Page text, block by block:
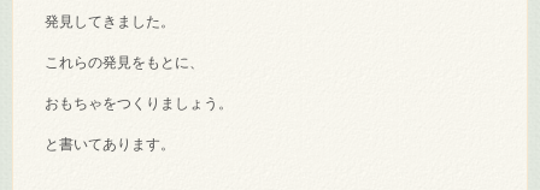
発見してきました。
これらの発見をもとに、
おもちゃをつくりましょう。
と書いてあります。